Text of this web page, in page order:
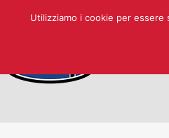
Utilizziamo i cookie per